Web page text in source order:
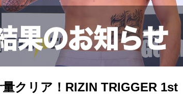
クリア！RIZIN TRIGGER 1st